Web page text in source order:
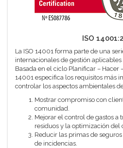
ISO
La ISO 14001 forma parte de una
internacionales de gestión
Basada en el ciclo Planificar – Hacer
14001 especifica los requisitos más
controlar los aspectos ambientales
Mostrar compromiso con
comunidad.
Mejorar el control de gastos a
residuos y la optimización del
Reducir las primas de
de incidencias.